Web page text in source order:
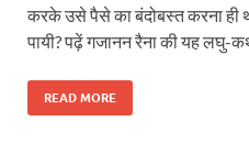
करके उसे पैसे का बंदोबस्त करना ही
पायी? पढ़ें गजानन रैना की यह लघु-
READ MORE